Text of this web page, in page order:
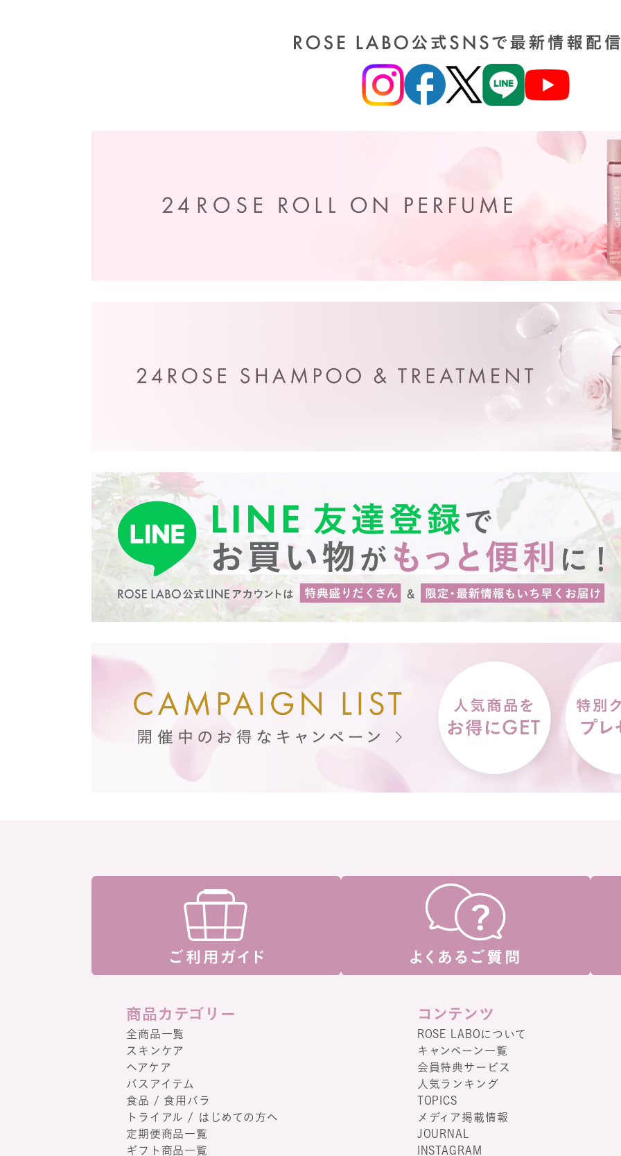
商品カテゴリー
全商品一覧
スキンケア
ヘアケア
バスアイテム
食品 / 食用バラ
トライアル / はじめての方へ
定期便商品一覧
ギフト商品一覧
コンテンツ
ROSE LABOについて
キャンペーン一覧
会員特典サービス
人気ランキング
TOPICS
メディア掲載情報
JOURNAL
INSTAGRAM